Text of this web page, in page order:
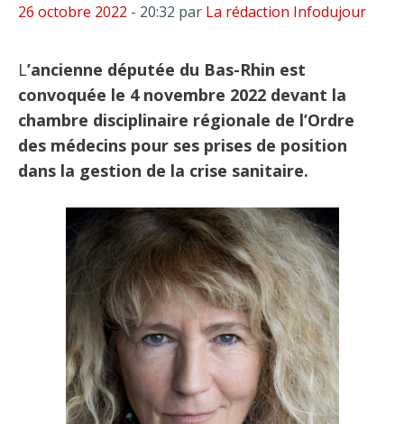
26 octobre 2022 - 20:32 par La rédaction Infodujour
L’ancienne députée du Bas-Rhin est
convoquée le 4 novembre 2022 devant la
chambre disciplinaire régionale de l’Ordre
des médecins pour ses prises de position
dans la gestion de la crise sanitaire.